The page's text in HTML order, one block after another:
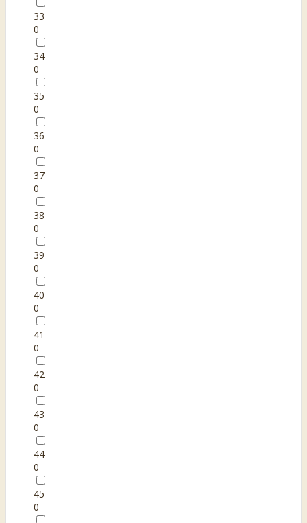
33
0
34
0
35
0
36
0
37
0
38
0
39
0
40
0
41
0
42
0
43
0
44
0
45
0